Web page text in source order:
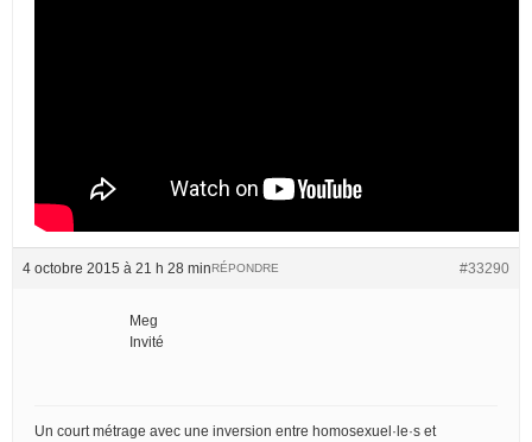
4 octobre 2015 à 21 h 28 min #33290
RÉPONDRE
Meg
Invité
Un court métrage avec une inversion entre homosexuel·le·s et